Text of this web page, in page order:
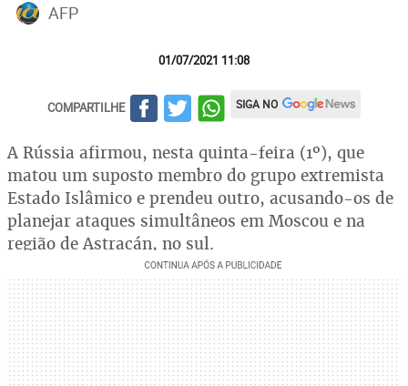
AFP
01/07/2021 11:08
COMPARTILHE SIGA NO
A Rússia afirmou, nesta quinta-feira (1º), que
matou um suposto membro do grupo extremista
Estado Islâmico e prendeu outro, acusando-os de
planejar ataques simultâneos em Moscou e na
região de Astracán, no sul.